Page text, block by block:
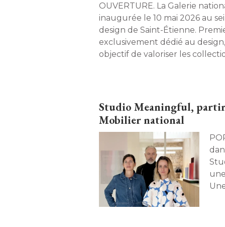
OUVERTURE. La Galerie nationale du design sera
inaugurée le 10 mai 2026 au
design de Saint-Étienne.
exclusivement dédié au
objectif de valoriser les
Studio Meaningful,
Mobilier national
PORTRAIT.